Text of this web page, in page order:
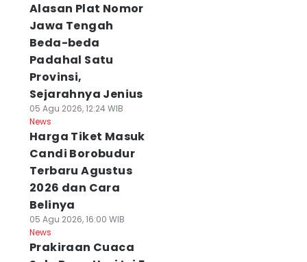
Alasan Plat Nomor
Jawa Tengah
Beda-beda
Padahal Satu
Provinsi,
Sejarahnya Jenius
05 Agu 2026, 12:24 WIB
News
Harga Tiket Masuk
Candi Borobudur
Terbaru Agustus
2026 dan Cara
Belinya
05 Agu 2026, 16:00 WIB
News
Prakiraan Cuaca